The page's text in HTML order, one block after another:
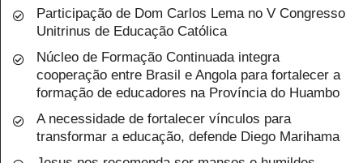
Participação de Dom Carlos Lema no V Congresso
Unitrinus de Educação Católica
Núcleo de Formação Continuada integra
cooperação entre Brasil e Angola para fortalecer a
formação de educadores na Província do Huambo
A necessidade de fortalecer vínculos para
transformar a educação, defende Diego Marihama